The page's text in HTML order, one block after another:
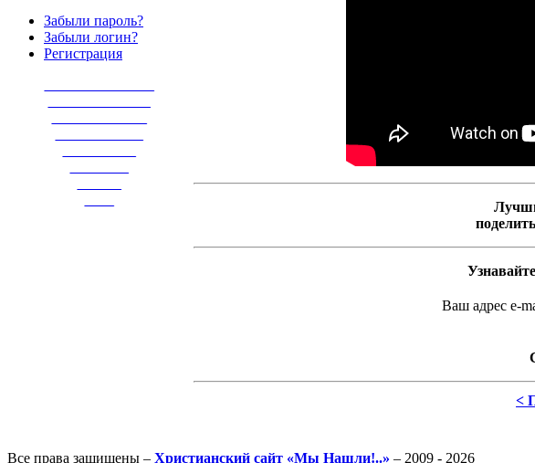
Забыли пароль?
Забыли логин?
Регистрация
Ваш адрес e-
<
Все права защищены – Христианский сайт «Мы Нашли!..» – 2009 - 2026